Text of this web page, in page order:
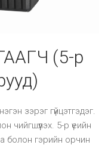
(5-р
зэрэг гүйцэтгэдэг.
чийгшүүлэх. 5-р үеийн
болон гэрийн орчин